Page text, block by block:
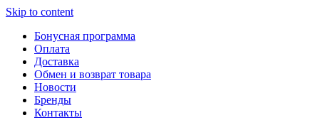
Skip to content
Бонусная программа
Оплата
Доставка
Обмен и возврат товара
Новости
Бренды
Контакты